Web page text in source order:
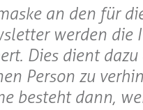
an den für
werden die
Dies dient
Person zu
besteht dann,